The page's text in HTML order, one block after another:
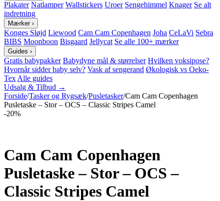
Plakater Natlamper Wallstickers Uroer Sengehimmel Knager Se alt
indretning
Mærker ›
Konges Sløjd Liewood Cam Cam Copenhagen Joha CeLaVi Sebra
BIBS Moonboon Bisgaard Jellycat Se alle 100+ mærker
Guides ›
Gratis babypakker Babydyne mål & størrelser Hvilken voksipose?
Hvornår sidder baby selv? Vask af sengerand Økologisk vs Oeko-
Tex Alle guides
Udsalg & Tilbud →
Forside/Tasker og Rygsæk/Pusletasker/Cam Cam Copenhagen
Pusletaske – Stor – OCS – Classic Stripes Camel
-20%
Cam Cam Copenhagen
Pusletaske – Stor – OCS –
Classic Stripes Camel